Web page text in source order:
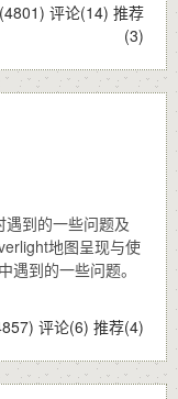
评论(14) 推荐
(3)
到的一些问题及
地图呈现与使
到的一些问题。
评论(6) 推荐(4)